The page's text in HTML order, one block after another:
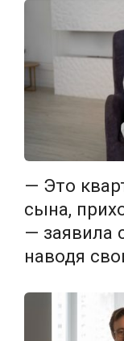
— Это
сына,
— заявила
наводя